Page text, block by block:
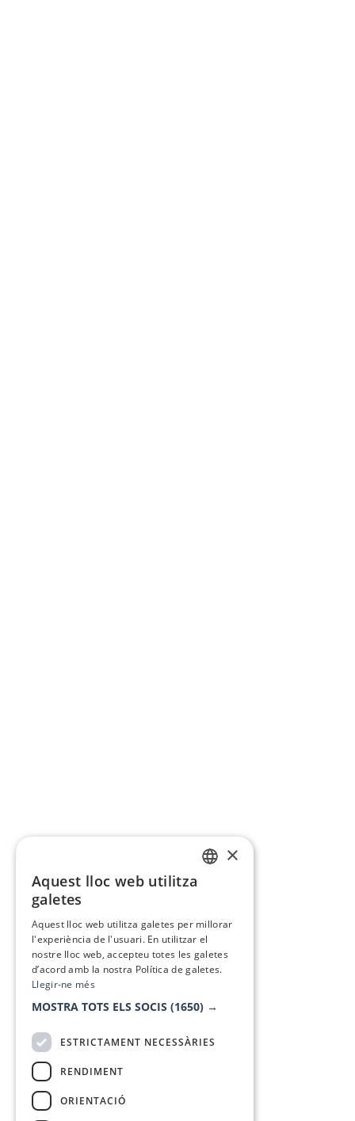
×
Aquest lloc web utilitza
galetes
Aquest lloc web utilitza galetes per millorar
l'experiència de l'usuari. En utilitzar el
nostre lloc web, accepteu totes les galetes
d’acord amb la nostra Política de galetes.
Llegir-ne més
MOSTRA TOTS ELS SOCIS (1650) →
ESTRICTAMENT NECESSÀRIES
RENDIMENT
ORIENTACIÓ